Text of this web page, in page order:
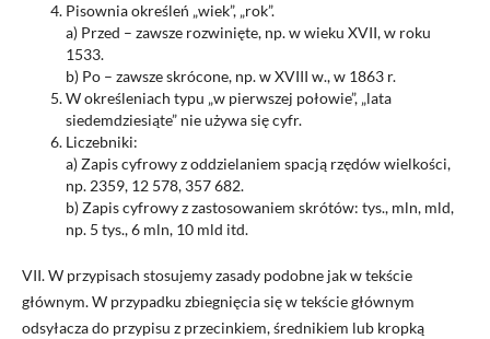
Pisownia określeń „wiek”, „rok”.
a) Przed – zawsze rozwinięte, np. w wieku XVII, w roku
1533.
b) Po – zawsze skrócone, np. w XVIII w., w 1863 r.
W określeniach typu „w pierwszej połowie”, „lata
siedemdziesiąte” nie używa się cyfr.
Liczebniki:
a) Zapis cyfrowy z oddzielaniem spacją rzędów wielkości,
np. 2359, 12 578, 357 682.
b) Zapis cyfrowy z zastosowaniem skrótów: tys., mln, mld,
np. 5 tys., 6 mln, 10 mld itd.
VII. W przypisach stosujemy zasady podobne jak w tekście
głównym. W przypadku zbiegnięcia się w tekście głównym
odsyłacza do przypisu z przecinkiem, średnikiem lub kropką